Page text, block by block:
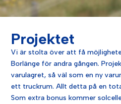
Projektet
Vi är stolta över att få möjlighe
Borlänge för andra gången. Projek
varulagret, så väl som en ny var
ett truckrum. Allt detta på en
Som extra bonus kommer solcell